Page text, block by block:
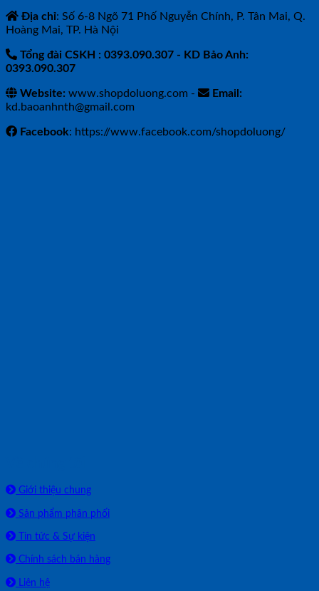
Địa chỉ: Số 6-8 Ngõ 71 Phố Nguyễn Chính, P. Tân Mai, Q.
Hoàng Mai, TP. Hà Nội
Tổng đài CSKH : 0393.090.307 - KD Bảo Anh:
0393.090.307
Website: www.shopdoluong.com -
Email:
kd.baoanhnth@gmail.com
Facebook: https://www.facebook.com/shopdoluong/
Giới thiệu chung
Sản phẩm phân phối
Tin tức & Sự kiện
Chính sách bán hàng
Liên hệ